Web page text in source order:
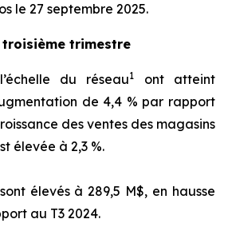
le 27 septembre 2025.
trimestre
du réseau1
ont atteint
de 4,4 % par rapport
des ventes des magasins
élevée à 2,3 %.
élevés à 289,5 M$, en hausse
au T3 2024.